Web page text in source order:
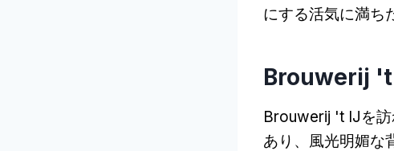
にする活気に満ち
Brouwerij 't
Brouwerij 't IJを訪
あり、風光明媚な